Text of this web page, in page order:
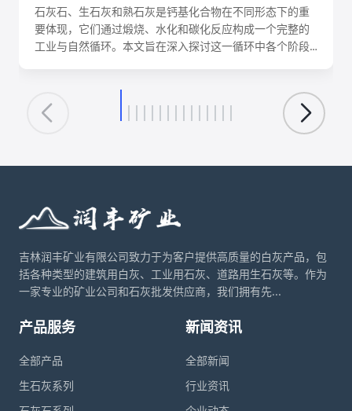
石灰石、生石灰和熟石灰是钙基化合物在不同形态下的重
要体现，它们通过煅烧、水化和碳化反应构成一个完整的
工业与自然循环。本文旨在深入探讨这一循环中各个阶段
优化生产工艺、降低能耗、实现资源可持续利用具有重要
意义。
吉林润丰矿业有限公司致力于为客户提供高质量的白灰产品，包
括各种类型的建筑用白灰、工业用石灰、道路用生石灰等。作为
一家专业的矿业公司和石灰批发供应商，我们拥有先...
产品服务
全部产品
生石灰系列
新闻资讯
全部新闻
行业资讯